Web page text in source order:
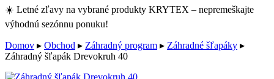
☀️ Letné zľavy na vybrané produkty KRYTEX – nepremeškajte
výhodnú sezónnu ponuku!
Domov ▸ Obchod ▸ Záhradný program ▸ Záhradné šľapáky ▸
Záhradný šľapák Drevokruh 40